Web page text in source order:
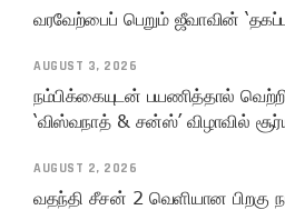
வரவேற்பைப் பெறும் ஜீவாவின்
AUGUST 3, 2026
நம்பிக்கையுடன் பயணித்தால்
‘விஸ்வநாத் & சன்ஸ்’ விழாவில்
AUGUST 2, 2026
வதந்தி சீசன் 2 வெளியான